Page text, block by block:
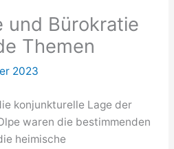
und Bürokratie
Themen
2023
konjunkturelle Lage der
waren die bestimmenden
heimische